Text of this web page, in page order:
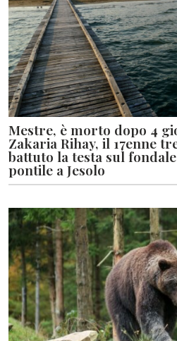
Mestre, è morto dopo 4
Zakaria Rihay, il 17enne
battuto la testa sul
pontile a Jesolo